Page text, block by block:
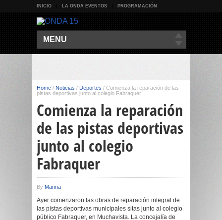
INICIO LA ONDA EVENTOS PROGRAMACIÓN
MENU
Home / Noticias / Deportes / Comienza la reparación de las
pistas deportivas junto al colegio Fabraquer
Comienza la reparación
de las pistas deportivas
junto al colegio
Fabraquer
By Marina
Ayer comenzaron las obras de reparación integral de
las pistas deportivas municipales sitas junto al colegio
público Fabraquer, en Muchavista. La concejalía de